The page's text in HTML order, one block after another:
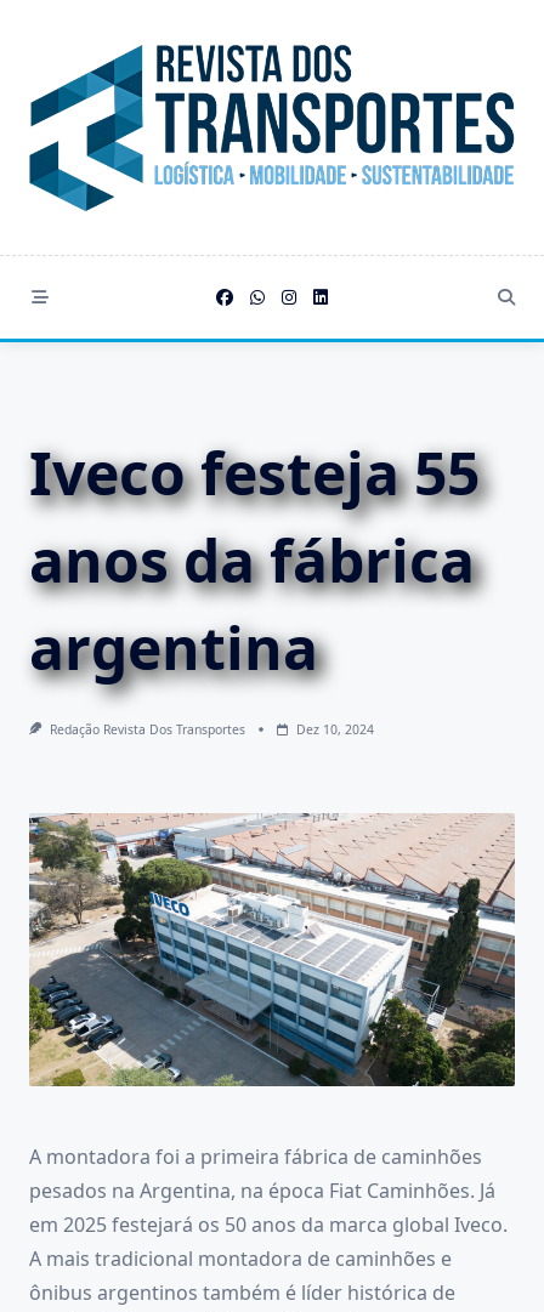
Iveco festeja 55
anos da fábrica
argentina
Redação Revista Dos Transportes Dez 10, 2024
A montadora foi a primeira fábrica de caminhões
pesados na Argentina, na época Fiat Caminhões. Já
em 2025 festejará os 50 anos da marca global Iveco.
A mais tradicional montadora de caminhões e
ônibus argentinos também é líder histórica de